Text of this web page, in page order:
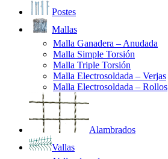
Postes
Mallas
Malla Ganadera – Anudada
Malla Simple Torsión
Malla Triple Torsión
Malla Electrosoldada – Verjas
Malla Electrosoldada – Rollos
Alambrados
Vallas